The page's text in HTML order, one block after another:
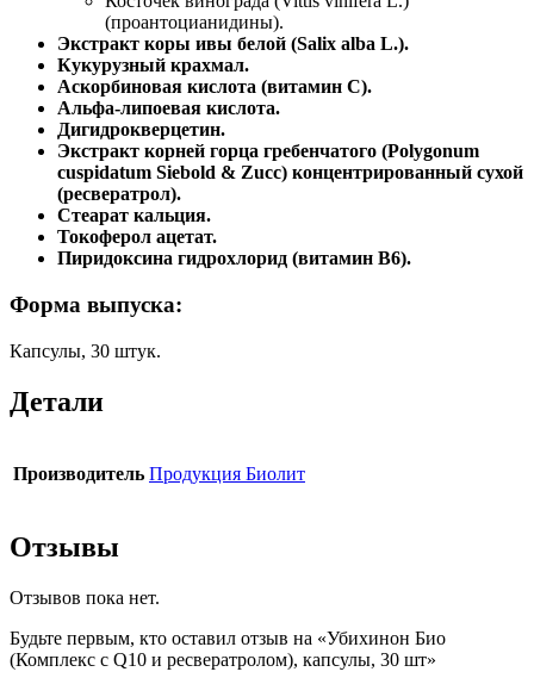
(проантоцианидины).
Экстракт коры ивы белой (Salix alba L.).
Кукурузный крахмал.
Аскорбиновая кислота (витамин С).
Альфа-липоевая кислота.
Дигидрокверцетин.
Экстракт корней горца гребенчатого (Polygonum
cuspidatum Siebold & Zucc) концентрированный сухой
(ресвератрол).
Стеарат кальция.
Токоферол ацетат.
Пиридоксина гидрохлорид (витамин В6).
Форма выпуска:
Капсулы, 30 штук.
Детали
Производитель Продукция Биолит
Отзывы
Отзывов пока нет.
Будьте первым, кто оставил отзыв на «Убихинон Био
(Комплекс с Q10 и ресвератролом), капсулы, 30 шт»